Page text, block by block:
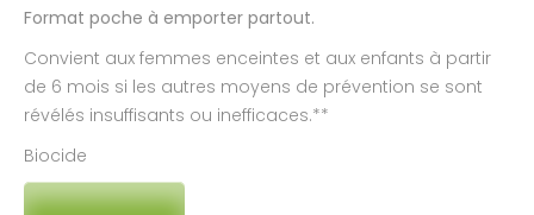
Format poche à emporter partout.
Convient aux femmes enceintes et aux enfants à partir
de 6 mois si les autres moyens de prévention se sont
révélés insuffisants ou inefficaces.**
Biocide